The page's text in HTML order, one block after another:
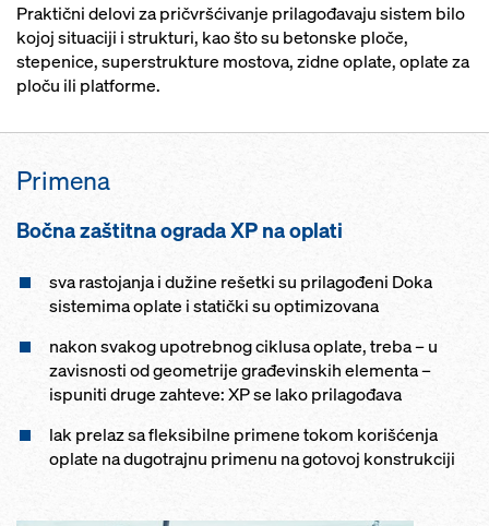
Praktični delovi za pričvršćivanje prilagođavaju sistem bilo
kojoj situaciji i strukturi, kao što su betonske ploče,
stepenice, superstrukture mostova, zidne oplate, oplate za
ploču ili platforme.
Primena
Bočna zaštitna ograda XP na oplati
sva rastojanja i dužine rešetki su prilagođeni Doka
sistemima oplate i statički su optimizovana
nakon svakog upotrebnog ciklusa oplate, treba – u
zavisnosti od geometrije građevinskih elementa –
ispuniti druge zahteve: XP se lako prilagođava
lak prelaz sa fleksibilne primene tokom korišćenja
oplate na dugotrajnu primenu na gotovoj konstrukciji